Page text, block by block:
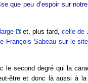
que peu d’espoir sur
et, plus tard, celle de
François Sabeau sur le
le second degré qui la
être et donc là aussi à